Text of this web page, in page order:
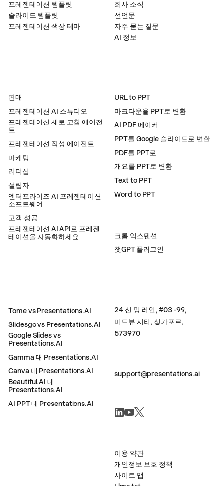
프레젠테이션 템플릿
슬라이드 템플릿
프레젠테이션 색상 테마
회사 소식
선언문
자주 묻는 질문
AI 정보
판매
프레젠테이션 AI 스튜디오
프레젠테이션 새로 고침 에이전
트
프레젠테이션 작성 에이전트
마케팅
리더십
설립자
엔터프라이즈 AI 프레젠테이션
소프트웨어
고객 성공
프레젠테이션 AI API로 프레젠
테이션을 자동화하세요
URL to PPT
마크다운을 PPT로 변환
AI PDF 메이커
PPT를 Google 슬라이드로 변환
PDF를 PPT로
개요를 PPT로 변환
Text to PPT
Word to PPT
크롬 익스텐션
챗GPT 플러그인
Tome vs Presentations.AI
Slidesgo vs Presentations.AI
Google Slides vs
Presentations.AI
Gamma 대 Presentations.AI
Canva 대 Presentations.AI
Beautiful.AI 대
Presentations.AI
AI PPT 대 Presentations.AI
24 신 밍 레인, #03 -99,
미드뷰 시티, 싱가포르,
573970
support@presentations.ai
이용 약관
개인정보 보호 정책
사이트 맵